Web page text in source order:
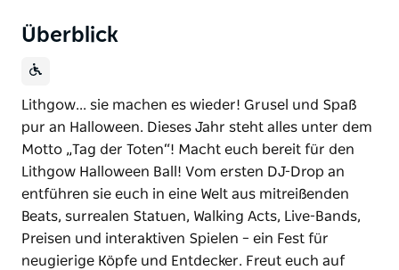
Überblick
Lithgow... sie machen es wieder! Grusel und Spaß
pur an Halloween. Dieses Jahr steht alles unter dem
Motto „Tag der Toten“! Macht euch bereit für den
Lithgow Halloween Ball! Vom ersten DJ-Drop an
entführen sie euch in eine Welt aus mitreißenden
Beats, surrealen Statuen, Walking Acts, Live-Bands,
Preisen und interaktiven Spielen – ein Fest für
neugierige Köpfe und Entdecker. Freut euch auf